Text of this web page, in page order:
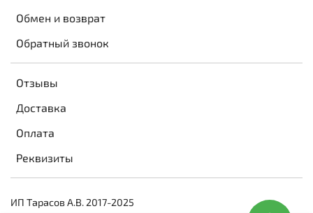
Обмен и возврат
Обратный звонок
Отзывы
Доставка
Оплата
Реквизиты
ИП Тарасов А.В. 2017-2025